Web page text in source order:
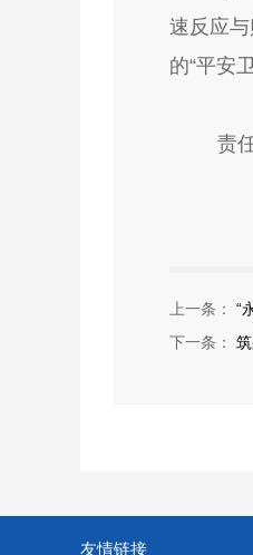
速反应
的“平安卫
责
上一条： “
下一条：
友情链接